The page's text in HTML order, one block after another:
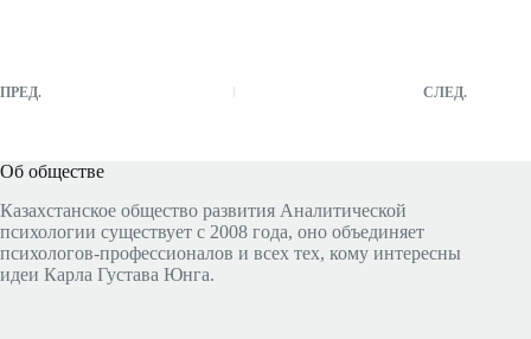
ПРЕД. СЛЕД.
Об обществе
Казахстанское общество развития Аналитической
психологии существует с 2008 года, оно объединяет
психологов-профессионалов и всех тех, кому интересны
идеи Карла Густава Юнга.